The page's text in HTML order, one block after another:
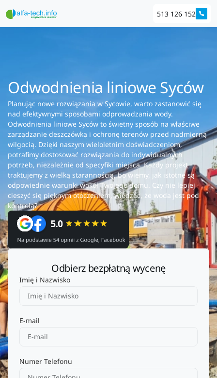
513 126 152
Odwodnienia liniowe Syców
Planując nowe rozwiązania w Sycowie, warto zastanowić się
nad efektywnymi sposobami odprowadzania wody.
Odwodnienia liniowe Syców to świetny sposób na właściwe
zarządzanie deszczówką i ochronę terenów przed nadmierną
wilgocią. Dzięki naszym wieloletnim doświadczeniom,
potrafimy dostosować rozwiązania do indywidualnych
potrzeb, niezależnie od specyfiki miejsca. Każdy projekt
traktujemy z wielką starannością, bo wiemy, jak istotne są
odpowiednie warunki wokół Twojego domu. Czy nie lepiej
cieszyć się pięknym otoczeniem, wiedząc, że woda jest pod
kontrolą?
Odbierz bezpłatną wycenę
Imię i Nazwisko
E-mail
Numer Telefonu